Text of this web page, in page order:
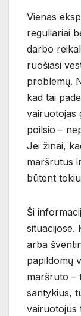
Vienas
reguliariai
darbo
ruošiasi
problemų.
kad tai
vairuotojas
poilsio –
Jei žinai,
maršrutus
būtent
Ši
situacijose.
arba
papildomų
maršruto –
santykius,
vairuotojus